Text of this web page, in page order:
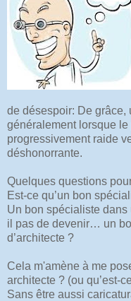
de désespoir: De grâce,
généralement lorsque
progressivement raide
déshonorrante.
Quelques questions
Est-ce qu’un bon
Un bon spécialiste dans
il pas de devenir… un
d’architecte ?
Cela m'amène à me
architecte ? (ou qu’est-
Sans être aussi